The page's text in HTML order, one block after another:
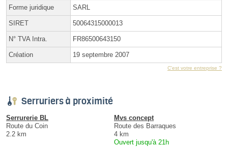
Forme juridique SARL
SIRET 50064315000013
N° TVA Intra. FR86500643150
Création 19 septembre 2007
C'est votre entreprise ?
Serruriers à proximité
Serrurerie BL
Route du Coin
2.2 km
Mvs concept
Route des Barraques
4 km
Ouvert jusqu'à 21h